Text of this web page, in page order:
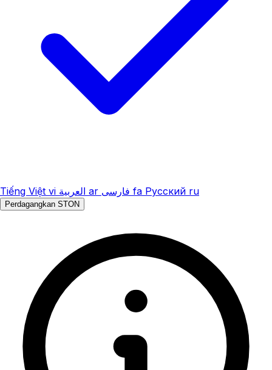
Tiếng Việt vi العربية ar فارسی fa Русский ru
Perdagangkan STON